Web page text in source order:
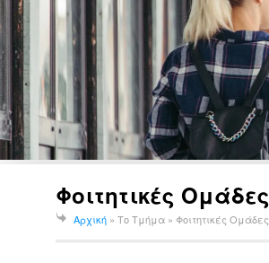
Φοιτητικές Ομάδες
Αρχική » Το Τμήμα » Φοιτητικές Ομάδες